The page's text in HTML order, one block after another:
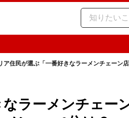
ア住民が選ぶ「一番好きなラーメンチェーン
ラーメンチェーン